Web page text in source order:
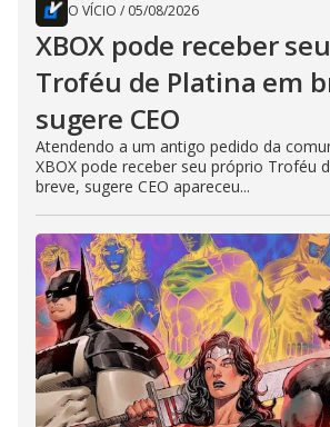
O VÍCIO / 05/08/2026
XBOX pode receber
Troféu de Platina em
sugere CEO
Atendendo a um antigo pedido da
XBOX pode receber seu próprio Troféu
breve, sugere CEO apareceu...